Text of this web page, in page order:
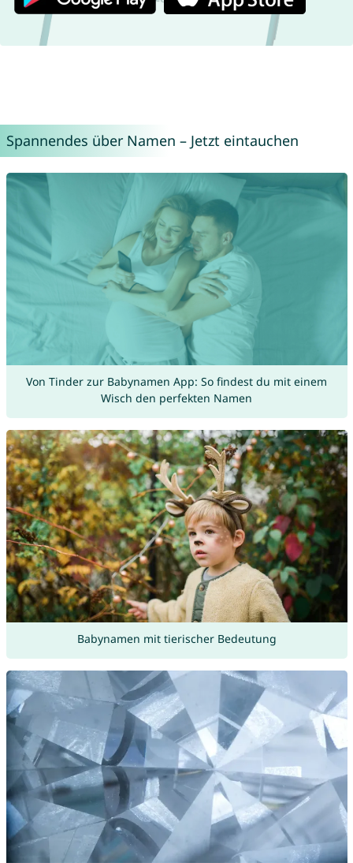
Spannendes über Namen – Jetzt eintauchen
Von Tinder zur Babynamen App: So findest du mit einem
Wisch den perfekten Namen
Babynamen mit tierischer Bedeutung